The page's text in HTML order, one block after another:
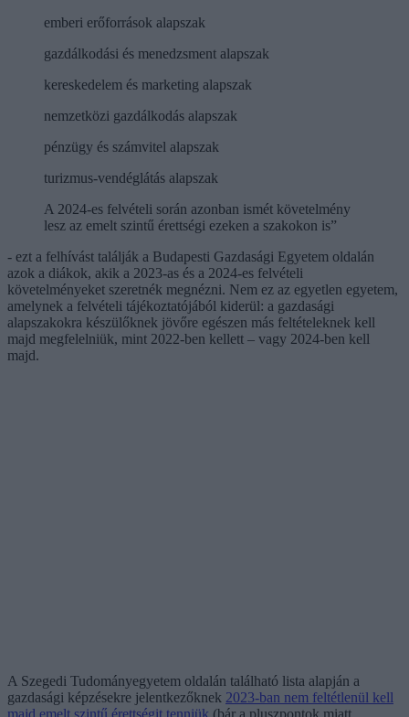
emberi erőforrások alapszak
gazdálkodási és menedzsment alapszak
kereskedelem és marketing alapszak
nemzetközi gazdálkodás alapszak
pénzügy és számvitel alapszak
turizmus-vendéglátás alapszak
A 2024-es felvételi során azonban ismét követelmény
lesz az emelt szintű érettségi ezeken a szakokon is”
- ezt a felhívást találják a Budapesti Gazdasági Egyetem oldalán
azok a diákok, akik a 2023-as és a 2024-es felvételi
követelményeket szeretnék megnézni. Nem ez az egyetlen egyetem,
amelynek a felvételi tájékoztatójából kiderül: a gazdasági
alapszakokra készülőknek jövőre egészen más feltételeknek kell
majd megfelelniük, mint 2022-ben kellett – vagy 2024-ben kell
majd.
A Szegedi Tudományegyetem oldalán található lista alapján a
gazdasági képzésekre jelentkezőknek 2023-ban nem feltétlenül kell
majd emelt szintű érettségit tenniük (bár a pluszpontok miatt